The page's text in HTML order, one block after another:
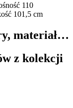
110
101,5 cm
materiał…
z kolekcji